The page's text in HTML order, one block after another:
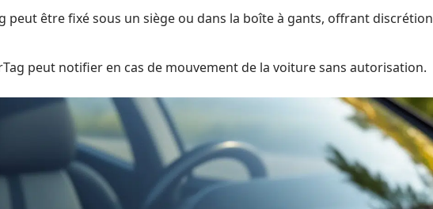
peut être fixé sous un siège ou dans la boîte à gants, offrant discrétion
peut notifier en cas de mouvement de la voiture sans autorisation.